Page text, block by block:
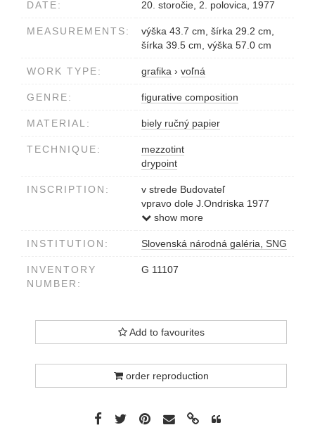
DATE: 20. storočie, 2. polovica, 1977
MEASUREMENTS:
výška 43.7 cm, šírka 29.2 cm,
šírka 39.5 cm, výška 57.0 cm
WORK TYPE: grafika › voľná
GENRE: figurative composition
MATERIAL: biely ručný papier
TECHNIQUE:
mezzotint
drypoint
INSCRIPTION:
v strede Budovateľ
vpravo dole J.Ondriska 1977
vľavo 1/20
show more
INSTITUTION: Slovenská národná galéria, SNG
INVENTORY
NUMBER:
G 11107
Add to favourites
order reproduction